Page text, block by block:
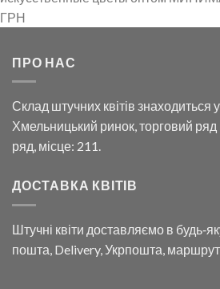
ГРН
ПРО НАС
Склад штучних квітів знаходиться
Хмельницький ринок, торговий ряд
ряд, місце: 211.
ДОСТАВКА КВІТІВ
Штучні квіти доставляємо в
пошта, Delivery, Укрпошта,